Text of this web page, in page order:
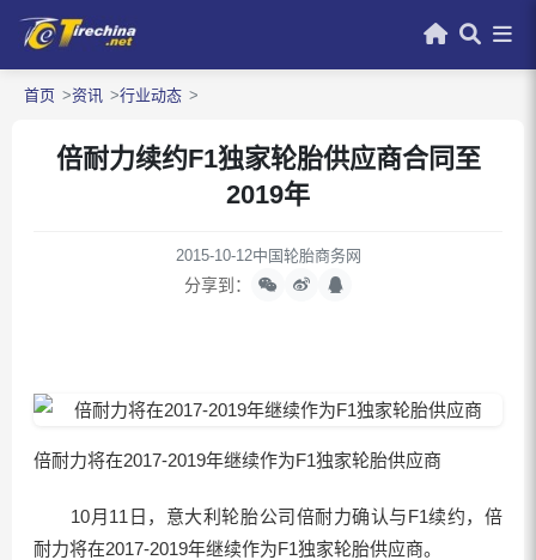
首页 资讯 行业动态
倍耐力续约F1独家轮胎供应商合同至
2019年
2015-10-12中国轮胎商务网
分享到：
倍耐力将在2017-2019年继续作为F1独家轮胎供应商
10月11日，意大利轮胎公司倍耐力确认与F1续约，倍
耐力将在2017-2019年继续作为F1独家轮胎供应商。